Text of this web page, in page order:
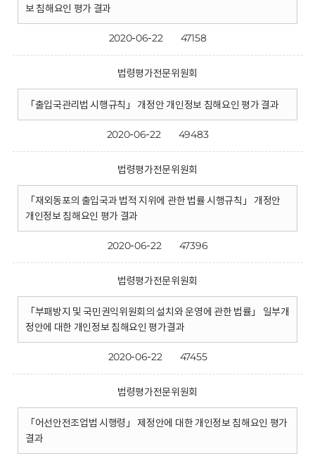
보 침해요인 평가 결과
2020-06-22 47158
법령평가전문위원회
「출입국관리법 시행규칙」 개정안 개인정보 침해요인 평가 결과
2020-06-22 49483
법령평가전문위원회
「재외동포의 출입국과 법적 지위에 관한 법률 시행규칙」 개정안
개인정보 침해요인 평가 결과
2020-06-22 47396
법령평가전문위원회
「부패방지 및 국민권익위원회의 설치와 운영에 관한 법률」 일부개
정안에 대한 개인정보 침해요인 평가결과
2020-06-22 47455
법령평가전문위원회
「어선안전조업법 시행령」 제정안에 대한 개인정보 침해요인 평가
결과